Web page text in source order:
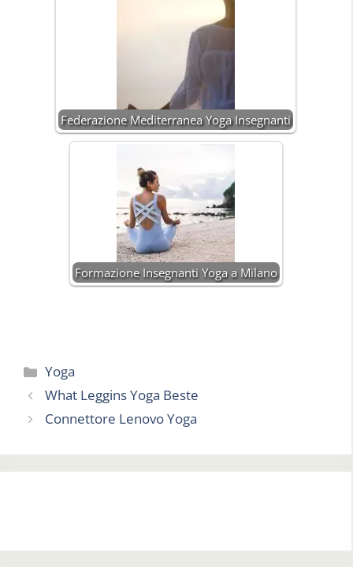
Federazione Mediterranea Yoga Insegnanti
Formazione Insegnanti Yoga a Milano
Categorie
Yoga
What Leggins Yoga Beste
Connettore Lenovo Yoga